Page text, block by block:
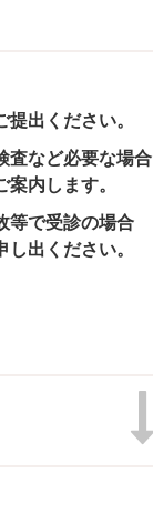
出ください。
査など必要な場合
内します。
等で受診の場合
出ください。